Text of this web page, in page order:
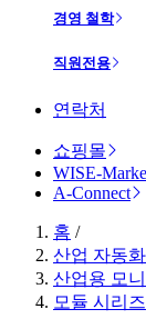
경영 철학
직원전용
연락처
쇼핑몰
WISE-
A-Connect
홈 /
산업 자동
산업용 모
모듈 시리즈